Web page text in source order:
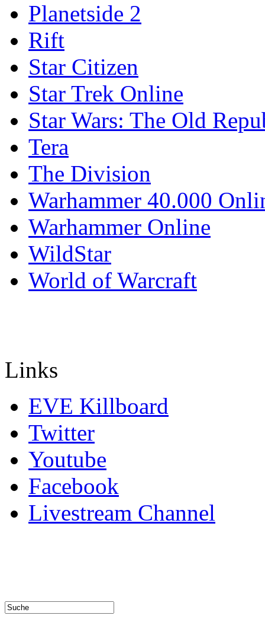
Planetside 2
Rift
Star Citizen
Star Trek Online
Star Wars: The Old
Tera
The Division
Warhammer 40.000
Warhammer Online
WildStar
World of Warcraft
Links
EVE Killboard
Twitter
Youtube
Facebook
Livestream Channel